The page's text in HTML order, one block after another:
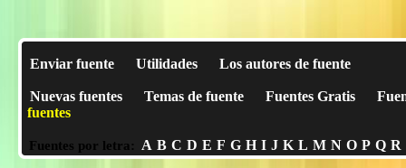
Enviar fuente Utilidades Los autores de fuente
Nuevas fuentes Temas de fuente Fuentes Gratis
fuentes
Fuentes por letra: A B C D E F G H I J K L M N O P Q R